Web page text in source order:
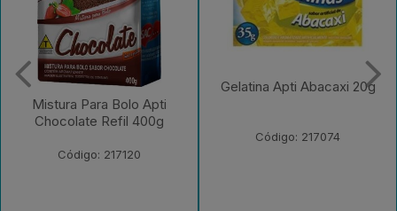
Gelatina Apti Abacaxi 20g Gelatina Apti Limao 20g
Código: 217075